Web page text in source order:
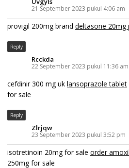
21 September 2023 pukul 4:06 am
provigil 200mg brand deltasone 20mg
Reply
Rcckda
22 September 2023 pukul 11:36 am
cefdinir 300 mg uk lansoprazole tablet
for sale
Reply
Zlrjqw
23 September 2023 pukul 3:52 pm
isotretinoin 20mg for sale order
250mg for sale